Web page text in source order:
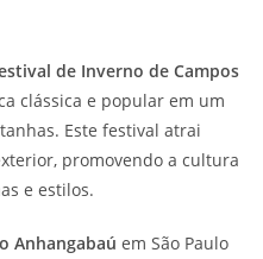
de Inverno de Campos
clássica e popular em um
Este festival atrai
promovendo a cultura
e estilos.
Anhangabaú em São Paulo